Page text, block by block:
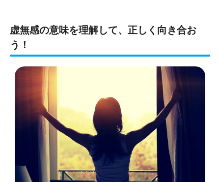
虚無感の意味を理解して、正しく向き合お
う！